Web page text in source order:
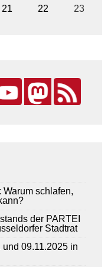
21 22 23
Warum schlafen,
der PARTEI
Stadtrat
09.11.2025 in